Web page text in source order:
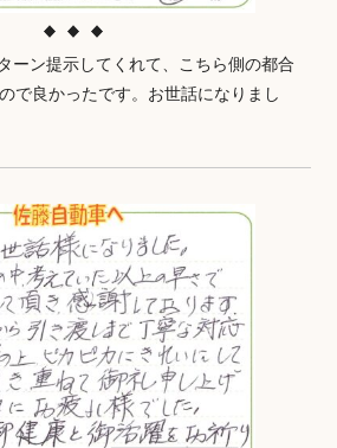
ーン提示してくれて、こちら側の都合
で良かったです。お世話になりまし